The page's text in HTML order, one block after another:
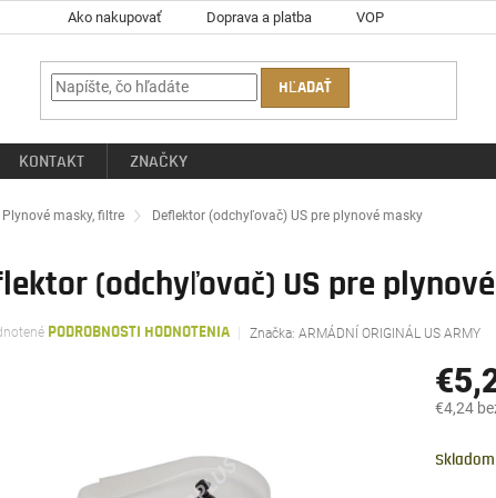
Ako nakupovať Doprava a platba VOP
HĽADAŤ
KONTAKT ZNAČKY
Plynové masky, filtre Deflektor (odchyľovač) US pre plynové masky
(odchyľovač) US pre
PODROBNOSTI HODNOTENIA Značka: ARMÁDNÍ ORIGINÁL US ARMY
€4,24
cena:
Skladom